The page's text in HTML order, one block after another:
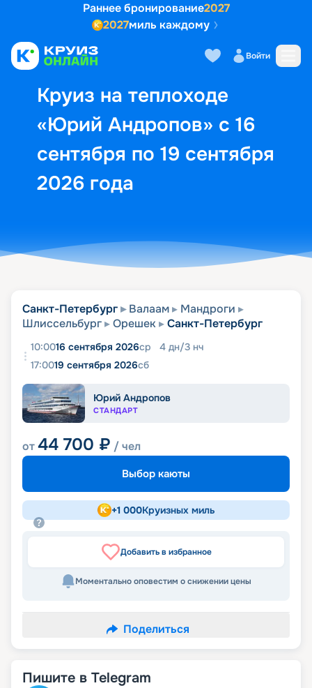
Раннее бронирование2027
2027миль каждому
Войти
Круиз на теплоходе
«Юрий Андропов» с 16
сентября по 19 сентября
2026 года
Выбор кают Маршрут и
Санкт-Петербург Валаам
Мандроги
Шлиссельбург
Орешек Санкт-Петербург
10:0016 сентября 2026ср 4 дн/3 нч
17:0019 сентября 2026сб
Юрий Андропов
СТАНДАРТ
от44 700 ₽ / чел
Выбор каюты
+1 000Круизных миль
Добавить в избранное
Моментально оповестим о снижении цены
Поделиться
Пишите в Telegram